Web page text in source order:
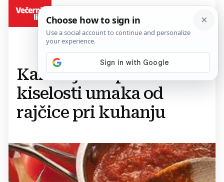
Kako riješiti problem
kiselosti umaka od
rajčice pri kuhanju